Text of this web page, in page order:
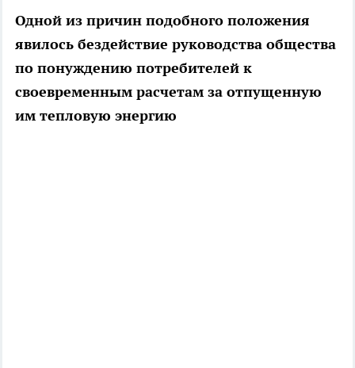
Одной из причин подобного положения
явилось бездействие руководства общества
по понуждению потребителей к
своевременным расчетам за отпущенную
им тепловую энергию